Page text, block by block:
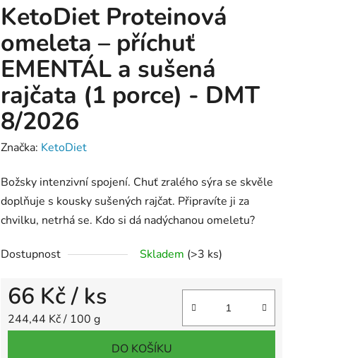
KetoDiet Proteinová
omeleta – příchuť
EMENTÁL a sušená
rajčata (1 porce) - DMT
8/2026
Značka: KetoDiet
Božsky intenzivní spojení. Chuť zralého sýra se skvěle
doplňuje s kousky sušených rajčat. Připravíte ji za
chvilku, netrhá se. Kdo si dá nadýchanou omeletu?
Dostupnost Skladem (>3 ks)
66 Kč/ ks
Měrná cena:
244,44 Kč / 100 g
DO KOŠÍKU